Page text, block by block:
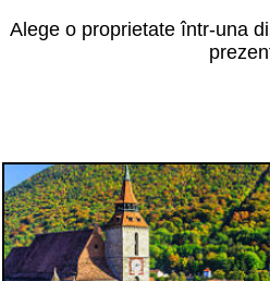
Alege o proprietate într-una